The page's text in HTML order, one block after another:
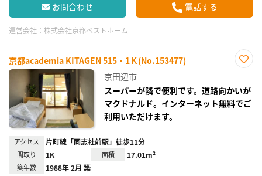
お問合わせ 電話する
運営会社： 株式会社京都ベストホーム
京都academia KITAGEN 515・1Ｋ(No.153477)
り登
録
京田辺市
スーパーが隣で便利です。道路向かいが
マクドナルド。インターネット無料でご
利用いただけます。
アクセス 片町線「同志社前駅」徒歩11分
間取り 1K 面積 17.01m²
築年数 1988年 2月 築